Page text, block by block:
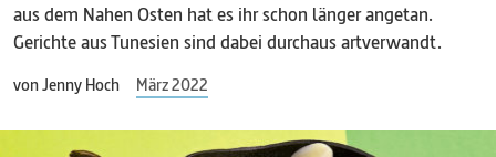
aus dem Nahen Osten hat es ihr schon länger angetan.
Gerichte aus Tunesien sind dabei durchaus artverwandt.
vonJenny Hoch März 2022